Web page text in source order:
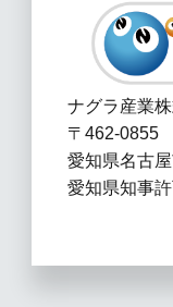
ナグラ産業
〒462-0855
愛知県名古
愛知県知事